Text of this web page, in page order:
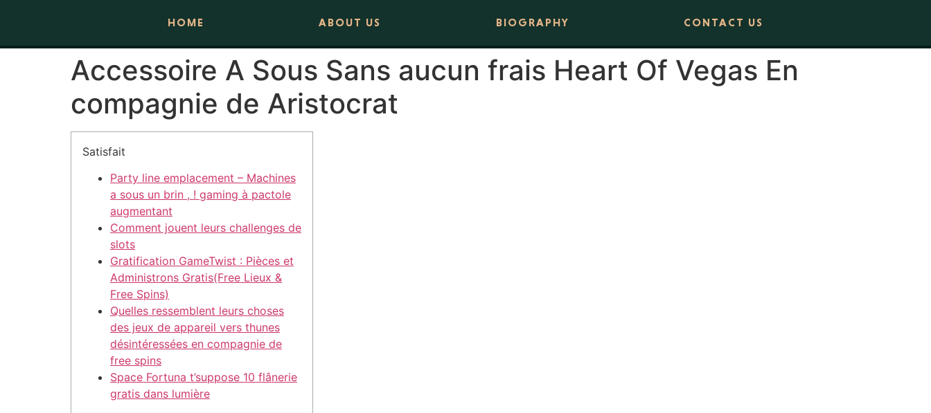
HOME ABOUT US BIOGRAPHY CONTACT US
Accessoire A Sous Sans aucun frais Heart Of Vegas En
compagnie de Aristocrat
Satisfait
Party line emplacement – Machines
a sous un brin , ! gaming à pactole
augmentant
Comment jouent leurs challenges de
slots
Gratification GameTwist : Pièces et
Administrons Gratis(Free Lieux &
Free Spins)
Quelles ressemblent leurs choses
des jeux de appareil vers thunes
désintéressées en compagnie de
free spins
Space Fortuna t’suppose 10 flânerie
gratis dans lumière